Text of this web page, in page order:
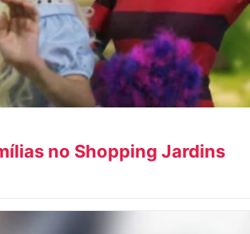
no Shopping Jardins